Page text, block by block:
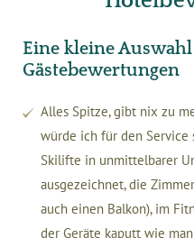
Eine kleine
Gästebewertungen
Alles Spitze, gibt nix zu
würde ich für den Service
Skilifte in unmittelbarer
ausgezeichnet, die
auch einen Balkon), im
der Geräte kaputt wie